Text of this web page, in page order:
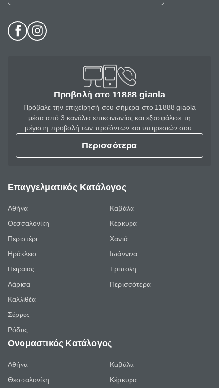
Προβολή στο 11888 giaola
Πρόβαλε την επιχείρησή σου σήμερα στο 11888 giaola
μέσα από 3 κανάλια επικοινωνίας και εξασφάλισε τη
μέγιστη προβολή των προϊόντων και υπηρεσιών σου.
Περισσότερα
Επαγγελματικός Κατάλογος
Αθήνα
Θεσσαλονίκη
Περιστέρι
Ηράκλειο
Πειραιάς
Λάρισα
Καλλιθέα
Σέρρες
Ρόδος
Καβάλα
Κέρκυρα
Χανιά
Ιωάννινα
Τρίπολη
Περισσότερα
Ονομαστικός Κατάλογος
Αθήνα
Θεσσαλονίκη
Καβάλα
Κέρκυρα